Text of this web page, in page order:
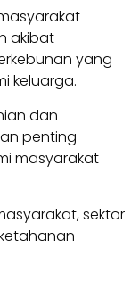
akibat
yang
keluarga.
dan
penting
masyarakat
sektor